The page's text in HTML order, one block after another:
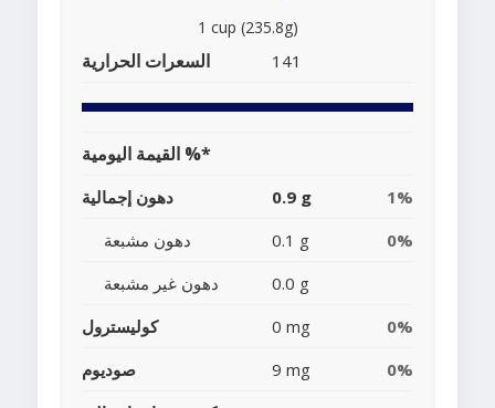
1 cup (235.8g)
السعرات الحرارية 141
القيمة اليومية %*
دهون إجمالية 0.9 g
1%
دهون مشبعة
0.1 g
0%
دهون غير مشبعة
0.0 g
كوليسترول
0 mg
0%
صوديوم
9 mg
0%